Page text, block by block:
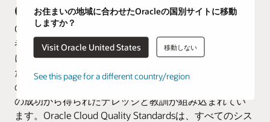
お住まいの地域に合わせたOracleの国別サイトに移動
しますか？
Visit Oracle United States 移動しない
See this page for a different country/region
Oracle Cloud Quality Standards
Oracle Cloud Quality Standardsは、お客様、導入担当
者、オラクルを同様に先行的な形でサポートするよう
に設計されており、Oracle Cloudの導入成功を促進する
ために必要なすべての要件が含まれています。これら
のベストプラクティスには、全世界の何千という導入
の成功から得られたナレッジと教訓が組み込まれてい
ます。Oracle Cloud Quality Standardsは、すべてのシス